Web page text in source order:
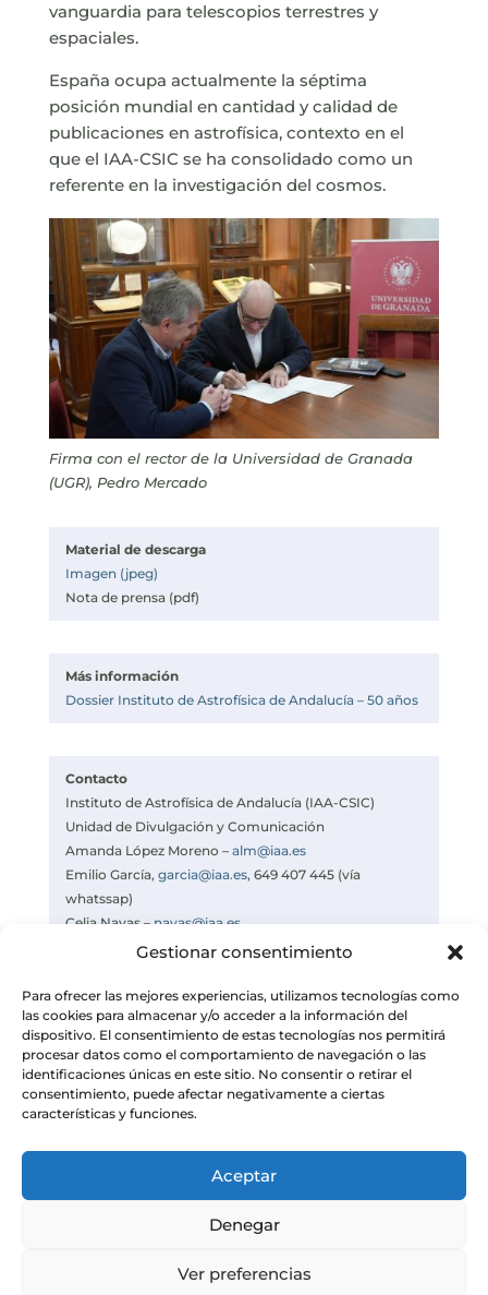
Gestionar consentimiento
Para ofrecer las mejores experiencias, utilizamos tecnologías como
las cookies para almacenar y/o acceder a la información del
dispositivo. El consentimiento de estas tecnologías nos permitirá
procesar datos como el comportamiento de navegación o las
identificaciones únicas en este sitio. No consentir o retirar el
consentimiento, puede afectar negativamente a ciertas
características y funciones.
Aceptar
Denegar
Ver preferencias
vanguardia para telescopios terrestres y
espaciales.
España ocupa actualmente la séptima
posición mundial en cantidad y calidad de
publicaciones en astrofísica, contexto en el
que el IAA-CSIC se ha consolidado como un
referente en la investigación del cosmos.
Firma con el rector de la Universidad de Granada
(UGR), Pedro Mercado
Material de descarga
Imagen (jpeg)
Nota de prensa (pdf)
Más información
Dossier Instituto de Astrofísica de Andalucía – 50 años
Contacto
Instituto de Astrofísica de Andalucía (IAA-CSIC)
Unidad de Divulgación y Comunicación
Amanda López Moreno – alm@iaa.es
Emilio García, garcia@iaa.es, 649 407 445 (vía
whatssap)
Celia Navas –navas@iaa.es
https://www.iaa.csic.es